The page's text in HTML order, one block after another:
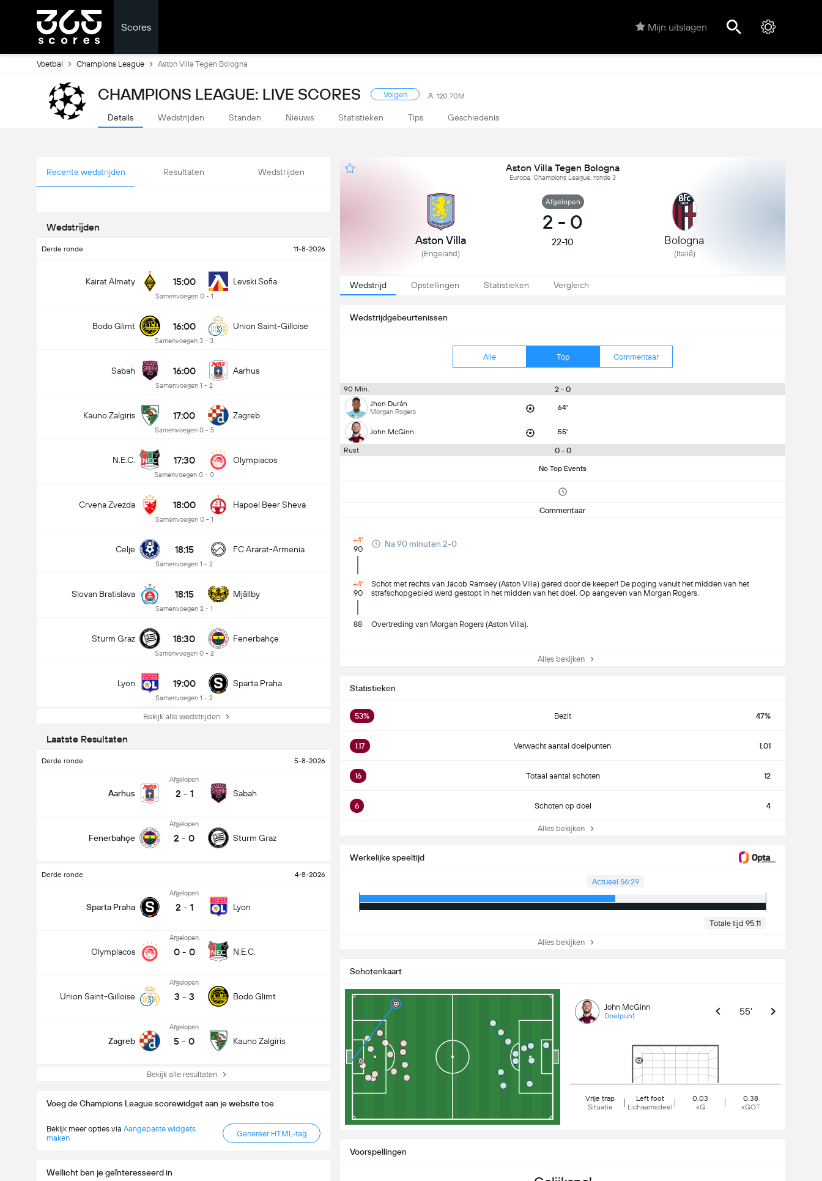
Scores Mijn uitslagen
Voetbal Champions League Aston Villa Tegen Bologna
CHAMPIONS LEAGUE: LIVE SCORES Volgen 120.70M
Details Wedstrijden Standen Nieuws Statistieken Tips Geschiedenis
Recente wedstrijden Resultaten Wedstrijden
Wedstrijden
Derde ronde 11-8-2026
Kairat Almaty 15:00
Samenvoegen 0 - 1
Levski Sofia
Bodo Glimt 16:00
Samenvoegen 3 - 3
Union Saint-Gilloise
Sabah 16:00
Samenvoegen 1 - 2
Aarhus
Kauno Zalgiris 17:00
Samenvoegen 0 - 5
Zagreb
N.E.C. 17:30
Samenvoegen 0 - 0
Olympiacos
Crvena Zvezda 18:00
Samenvoegen 0 - 1
Hapoel Beer Sheva
Celje 18:15
Samenvoegen 1 - 2
FC Ararat-Armenia
Slovan Bratislava 18:15
Samenvoegen 2 - 1
Mjällby
Sturm Graz 18:30
Samenvoegen 0 - 2
Fenerbahçe
Lyon 19:00
Samenvoegen 1 - 2
Sparta Praha
Bekijk alle wedstrijden
Laatste Resultaten
Derde ronde 5-8-2026
Aarhus
Afgelopen
2 - 1 Sabah
Fenerbahçe
Afgelopen
2 - 0 Sturm Graz
Derde ronde 4-8-2026
Sparta Praha
Afgelopen
2 - 1 Lyon
Olympiacos
Afgelopen
0 - 0 N.E.C.
Union Saint-Gilloise
Afgelopen
3 - 3 Bodo Glimt
Zagreb
Afgelopen
5 - 0 Kauno Zalgiris
Bekijk alle resultaten
Voeg de Champions League scorewidget aan je website toe
Bekijk meer opties via Aangepaste widgets
maken
Genereer HTML-tag
Wellicht ben je geïnteresseerd in
Aston Villa Tegen Bologna
Europa, Champions League, ronde 3
Aston Villa
(Engeland)
Afgelopen
2 - 0
22-10 Bologna
(Italië)
Wedstrijd Opstellingen Statistieken Vergleich
Wedstrijdgebeurtenissen
Alle Top Commentaar
90 Min. 2 - 0
Jhon Durán
Morgan Rogers 64'
John McGinn 55'
Rust 0 - 0
No Top Events
Commentaar
+4'
90
Na 90 minuten 2-0
+4'
90
Schot met rechts van Jacob Ramsey (Aston Villa) gered door de keeper! De poging vanuit het midden van het
strafschopgebied werd gestopt in het midden van het doel. Op aangeven van Morgan Rogers.
88 Overtreding van Morgan Rogers (Aston Villa).
Alles bekijken
Statistieken
53% Bezit 47%
1.17 Verwacht aantal doelpunten 1.01
16 Totaal aantal schoten 12
6 Schoten op doel 4
Alles bekijken
Werkelijke speeltijd
Actueel 56:29
Totale tijd 95:11
Alles bekijken
Schotenkaart
John McGinn
Doelpunt 55'
Vrije trap
Situatie
Left foot
Lichaamsdeel
0.03
xG
0.38
xGOT
Voorspellingen